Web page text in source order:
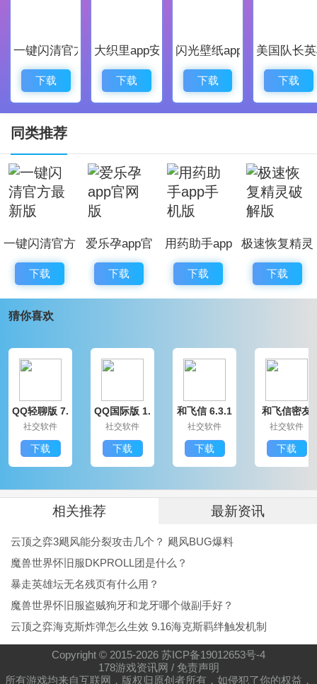
3、在提单中，您可以查看配送信息
4、显示已收货物数量，增加已收货物数量，使已收
货物信息更清晰
5、对异常项目的原因进行选择、分布和提取，并选
6、提供各种综合功能，如知识库、地址收集、发货
统计、货物跟踪等
德邦手机版安卓版软件亮点：
1、您可以直接致电或向客户发送短信。
2、德邦APP是德邦为安卓客户设计的一站式安卓服
3、快速检查/处理个人事务和阅读项目，查询过往
4、界面美观易操作，杜绝用户审美疲劳。
多种综合功能
德邦手机版安卓版软件内容：
1、站式订购、检查、追踪及个人资料管理。
2、根据组织架构，实时更新，支持快速搜索、一键
拨号和直邮。
3、应用程序具有基本功能，如下订单、订单检查、
跟踪和个人信息管理，以及个性化功能，如Android与计
算机的双屏互动。
4、支持iPhone用户和Android用户德邦应用程序更
令人兴奋，我们期待为您带来独家体验。
一键闪清官方最新版
下载
大织里app安卓版
下载
闪光壁纸app安卓最新版
下载
美国队长
下载
同类推荐
一键闪清官方
最新版
下载
爱乐孕app官
网版
下载
用药助手app
手机版
下载
极速恢复精灵
破解版
下载
猜你喜欢
QQ轻聊版 7.
9.14314.0
社交软件
下载
QQ国际版 1.
91.1370.0
社交软件
下载
和飞信 6.3.1
200
社交软件
下载
和飞信密友
圈版 6.3.120
社交软件
下载
相关推荐 最新资讯
云顶之弈3飓风能分裂攻击几个？ 飓风BUG爆料
魔兽世界怀旧服DKPROLL团是什么？
暴走英雄坛无名残页有什么用？
魔兽世界怀旧服盗贼狗牙和龙牙哪个做副手好？
云顶之弈海克斯炸弹怎么生效 9.16海克斯羁绊触发机制
Copyright © 2015-2026 苏ICP备19012653号-4
178游戏资讯网 / 免责声明
所有游戏均来自互联网，版权归原创者所有，如侵犯了你的权益，